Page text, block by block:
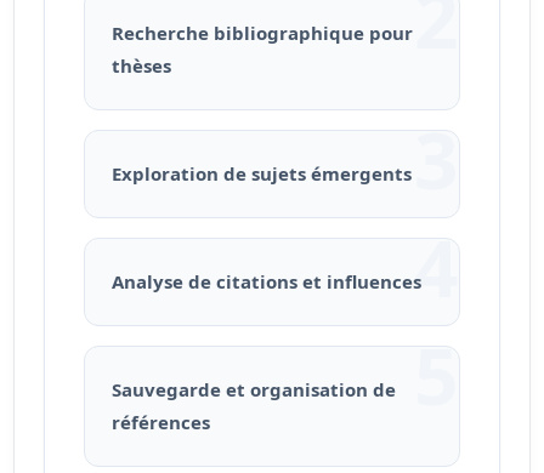
Recherche bibliographique pour
thèses
3
Exploration de sujets émergents
4
Analyse de citations et influences
5
Sauvegarde et organisation de
références